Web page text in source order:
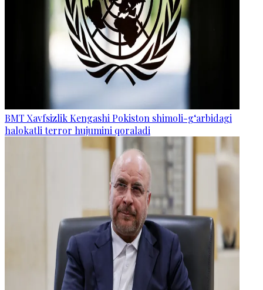
BMT Xavfsizlik Kengashi Pokiston shimoli-g‘arbidagi
halokatli terror hujumini qoraladi